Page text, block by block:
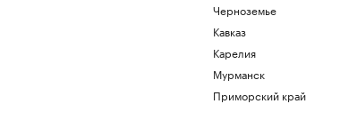
Черноземье
Кавказ
Карелия
Мурманск
Приморский край